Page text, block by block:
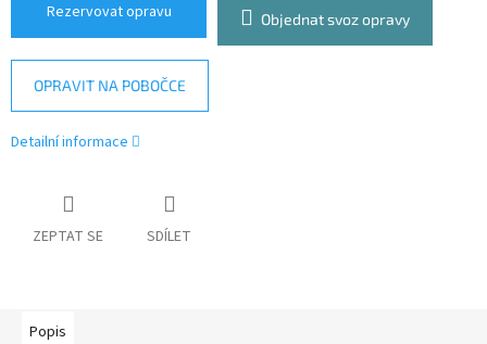
Rezervovat opravu Objednat svoz opravy
OPRAVIT NA POBOČCE
Detailní informace
ZEPTAT SE SDÍLET
Popis